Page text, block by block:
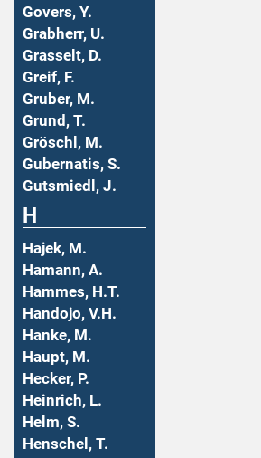
Govers, Y.
Grabherr, U.
Grasselt, D.
Greif, F.
Gruber, M.
Grund, T.
Gröschl, M.
Gubernatis, S.
Gutsmiedl, J.
H
Hajek, M.
Hamann, A.
Hammes, H.T.
Handojo, V.H.
Hanke, M.
Haupt, M.
Hecker, P.
Heinrich, L.
Helm, S.
Henschel, T.